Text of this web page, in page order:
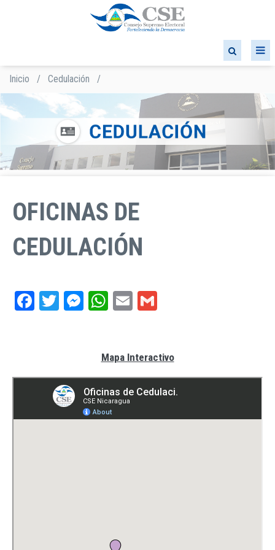
Sobrescribir
enlaces
de
ayuda
la
navegación
Inicio / Cedulación /
OFICINAS DE
CEDULACIÓN
Facebook
TwitterMessenger
WhatsApp
Email
Mapa Interactivo